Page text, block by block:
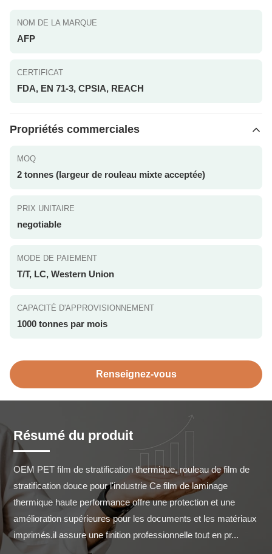
NOM DE LA MARQUE
AFP
CERTIFICAT
FDA, EN 71-3, CPSIA, REACH
Propriétés commerciales
MOQ
2 tonnes (largeur de rouleau mixte acceptée)
PRIX UNITAIRE
negotiable
MODE DE PAIEMENT
T/T, LC, Western Union
CAPACITÉ D'APPROVISIONNEMENT
1000 tonnes par mois
Renseignez-vous
Résumé du produit
OEM PET film de stratification thermique, rouleau de film de
stratification douce pour l'industrie Ce film de laminage
thermique haute performance offre une protection et une
amélioration supérieures pour les documents et les matériaux
imprimés.il assure une finition professionnelle tout en pr...